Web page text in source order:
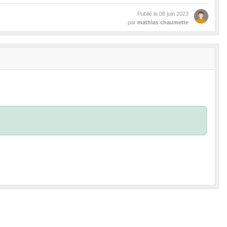
Publié le 08 juin 2023
par mathias chaumette